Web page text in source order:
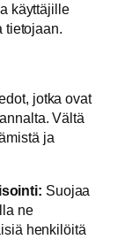
käyttäjille
tietojaan.
jotka ovat
Vältä
ja
Suojaa
ne
henkilöitä